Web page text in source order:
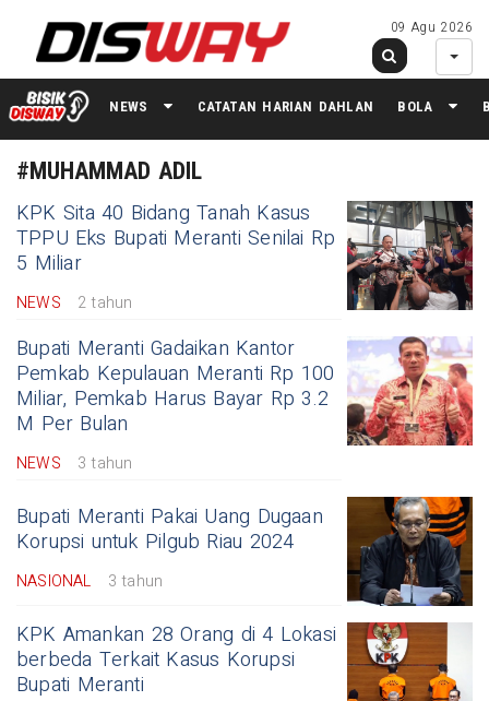
09 Agu 2026
NEWS CATATAN HARIAN DAHLAN BOLA
#MUHAMMAD ADIL
KPK Sita 40 Bidang Tanah Kasus
TPPU Eks Bupati Meranti Senilai Rp
5 Miliar
NEWS 2 tahun
Bupati Meranti Gadaikan Kantor
Pemkab Kepulauan Meranti Rp 100
Miliar, Pemkab Harus Bayar Rp 3.2
M Per Bulan
NEWS 3 tahun
Bupati Meranti Pakai Uang Dugaan
Korupsi untuk Pilgub Riau 2024
NASIONAL 3 tahun
KPK Amankan 28 Orang di 4 Lokasi
berbeda Terkait Kasus Korupsi
Bupati Meranti